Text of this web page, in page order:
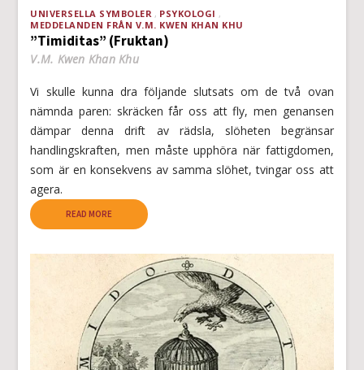
UNIVERSELLA SYMBOLER
PSYKOLOGI
MEDDELANDEN FRÅN V.M. KWEN KHAN KHU
”Timiditas” (Fruktan)
V.M. Kwen Khan Khu
Vi skulle kunna dra följande slutsats om de två ovan
nämnda paren: skräcken får oss att fly, men genansen
dämpar denna drift av rädsla, slöheten begränsar
handlingskraften, men måste upphöra när fattigdomen,
som är en konsekvens av samma slöhet, tvingar oss att
agera.
READ MORE